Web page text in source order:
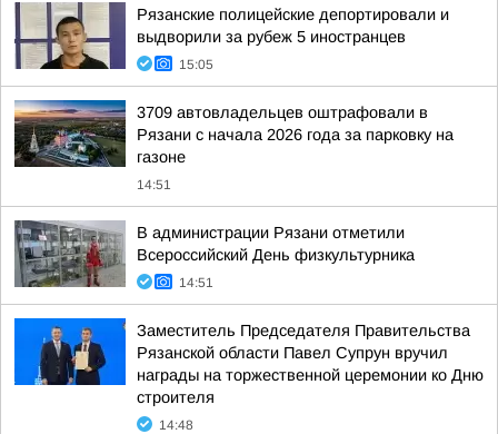
Рязанские полицейские депортировали и
выдворили за рубеж 5 иностранцев
15:05
3709 автовладельцев оштрафовали в
Рязани с начала 2026 года за парковку на
газоне
14:51
В администрации Рязани отметили
Всероссийский День физкультурника
14:51
Заместитель Председателя Правительства
Рязанской области Павел Супрун вручил
награды на торжественной церемонии ко Дню
строителя
14:48